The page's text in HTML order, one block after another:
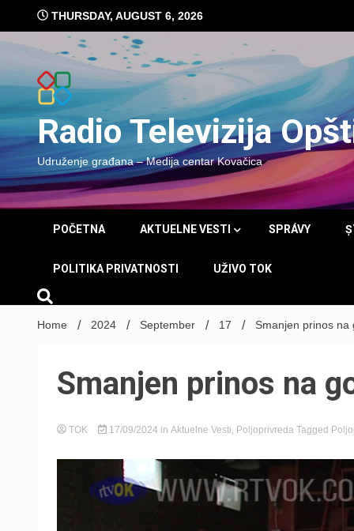
content
THURSDAY, AUGUST 6, 2026
Radio Televizija
Udruženje građana – Medija centar Kovačica
POČETNA AKTUELNE VESTI SPRÁVY
POLITIKA PRIVATNOSTI UŽIVO TOK
Home 2024 September 17 Smanjen prinos na
Smanjen prinos na
TOK 17/09/2024 in Aktuelne Vesti Poljoprivreda Tagged